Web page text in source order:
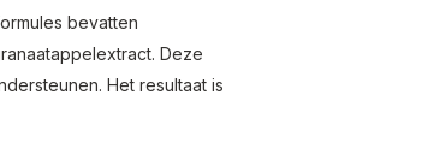
bevatten
Deze
Het resultaat is